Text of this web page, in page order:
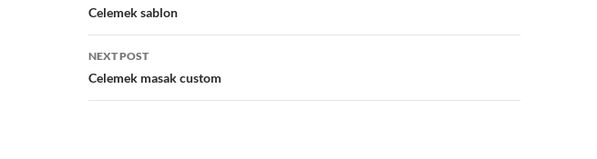
navigation
Celemek sablon
NEXT POST
Celemek masak custom